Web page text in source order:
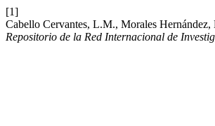
[1]
Cabello Cervantes, L.M., Morales
Repositorio de la Red Internacional de